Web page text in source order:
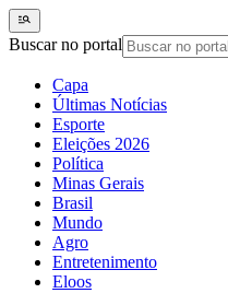
Buscar no portal
Capa
Últimas Notícias
Esporte
Eleições 2026
Política
Minas Gerais
Brasil
Mundo
Agro
Entretenimento
Eloos